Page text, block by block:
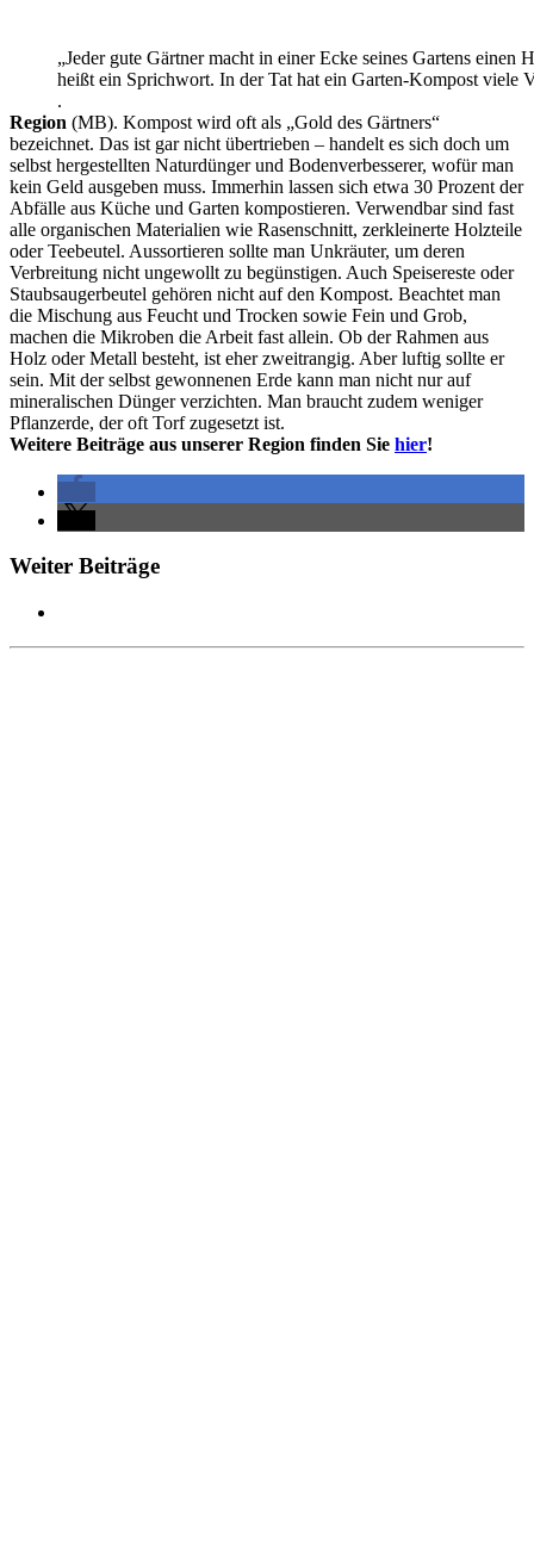
„Jeder gute Gärtner macht in einer Ecke seines Gartens einen
heißt ein Sprichwort. In der Tat hat ein Garten-Kompost viele
.
Region (MB). Kompost wird oft als „Gold des Gärtners“
bezeichnet. Das ist gar nicht übertrieben – handelt es sich doch um
selbst hergestellten Naturdünger und Bodenverbesserer, wofür man
kein Geld ausgeben muss. Immerhin lassen sich etwa 30 Prozent der
Abfälle aus Küche und Garten kompostieren. Verwendbar sind fast
alle organischen Materialien wie Rasenschnitt, zerkleinerte Holzteile
oder Teebeutel. Aussortieren sollte man Unkräuter, um deren
Verbreitung nicht ungewollt zu begünstigen. Auch Speisereste oder
Staubsaugerbeutel gehören nicht auf den Kompost. Beachtet man
die Mischung aus Feucht und Trocken sowie Fein und Grob,
machen die Mikroben die Arbeit fast allein. Ob der Rahmen aus
Holz oder Metall besteht, ist eher zweitrangig. Aber luftig sollte er
sein. Mit der selbst gewonnenen Erde kann man nicht nur auf
mineralischen Dünger verzichten. Man braucht zudem weniger
Pflanzerde, der oft Torf zugesetzt ist.
Weitere Beiträge aus unserer Region finden Sie hier!
Weiter Beiträge